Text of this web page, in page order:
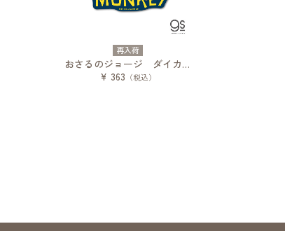
再入荷
おさるのジョージ ダイカットステッカー 絵本 HAPPY LITTLE MONKEY
¥ 363 （税込）